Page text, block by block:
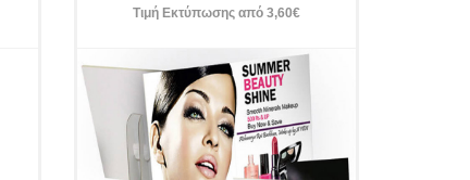
Τιμή Εκτύπωσης από 3,60€